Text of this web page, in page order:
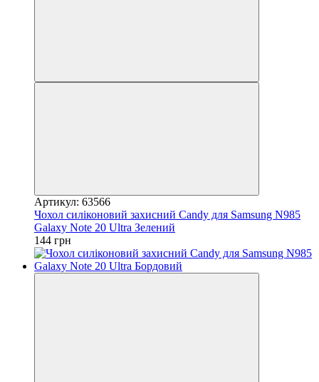
Артикул: 63566
Чохол силіконовий захисний Candy для Samsung N985
Galaxy Note 20 Ultra Зелений
144 грн